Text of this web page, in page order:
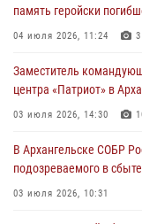
память геройски
04 июля 2026, 11:24 3
Заместитель
центра «Патриот» в
03 июля 2026, 14:30
В Архангельске СОБР
подозреваемого в
03 июля 2026, 10:31